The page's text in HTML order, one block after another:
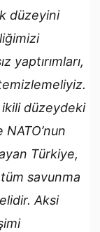
düzeyini
yaptırımları,
düzeydeki
NATO’nun
Türkiye,
savunma
Aksi